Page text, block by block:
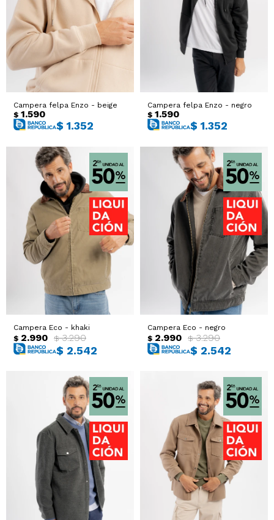
Campera felpa Enzo - beige
$ 1.590
$ 1.352
Campera felpa Enzo - negro
$ 1.590
$ 1.352
Campera Eco - khaki
$ 2.990 $ 3.290
$ 2.542
Campera Eco - negro
$ 2.990 $ 3.290
$ 2.542
Sacos
Trajes
Abrigos
Ver todo
T-shirts y Tops
Ver todo